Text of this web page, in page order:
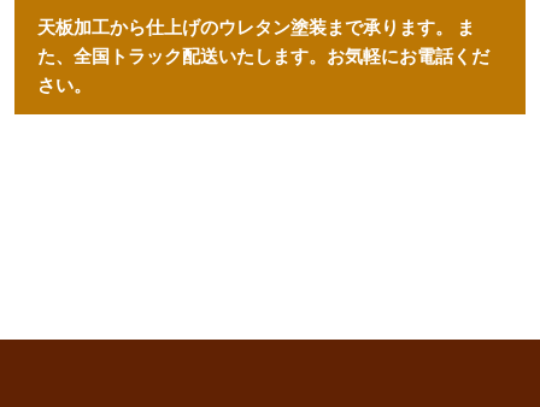
天板加工から仕上げのウレタン塗装まで承ります。
ま
た、全国トラック配送いたします。お気軽にお電話くだ
さい。